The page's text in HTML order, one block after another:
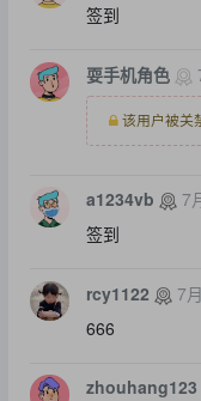
签到
耍手机角色
该用户被关
a1234vb 7
签到
rcy1122 7
666
zhouhang123